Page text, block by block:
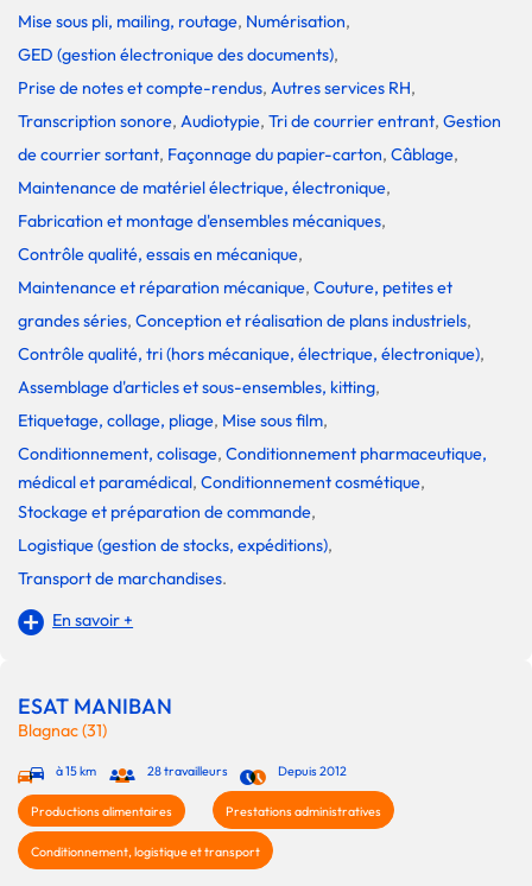
Mise sous pli, mailing, routage, Numérisation,
GED (gestion électronique des documents),
Prise de notes et compte-rendus, Autres services RH,
Transcription sonore, Audiotypie, Tri de courrier entrant, Gestion
de courrier sortant, Façonnage du papier-carton, Câblage,
Maintenance de matériel électrique, électronique,
Fabrication et montage d'ensembles mécaniques,
Contrôle qualité, essais en mécanique,
Maintenance et réparation mécanique, Couture, petites et
grandes séries, Conception et réalisation de plans industriels,
Contrôle qualité, tri (hors mécanique, électrique, électronique),
Assemblage d'articles et sous-ensembles, kitting,
Etiquetage, collage, pliage, Mise sous film,
Conditionnement, colisage, Conditionnement pharmaceutique,
médical et paramédical, Conditionnement cosmétique,
Stockage et préparation de commande,
Logistique (gestion de stocks, expéditions),
Transport de marchandises.
En savoir +
ESAT MANIBAN
Blagnac (31)
à 15 km 28 travailleurs Depuis 2012
Productions alimentaires Prestations administratives
Conditionnement, logistique et transport